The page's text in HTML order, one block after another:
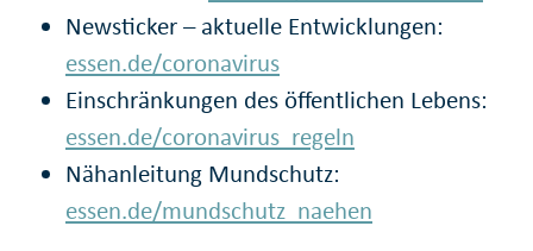
Newsticker – aktuelle Entwicklungen:
essen.de/coronavirus
Einschränkungen des öffentlichen Lebens:
essen.de/coronavirus_regeln
Nähanleitung Mundschutz:
essen.de/mundschutz_naehen